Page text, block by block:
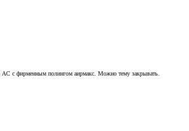
AC с фирменным полингом аирмакс. Можно тему закрывать.